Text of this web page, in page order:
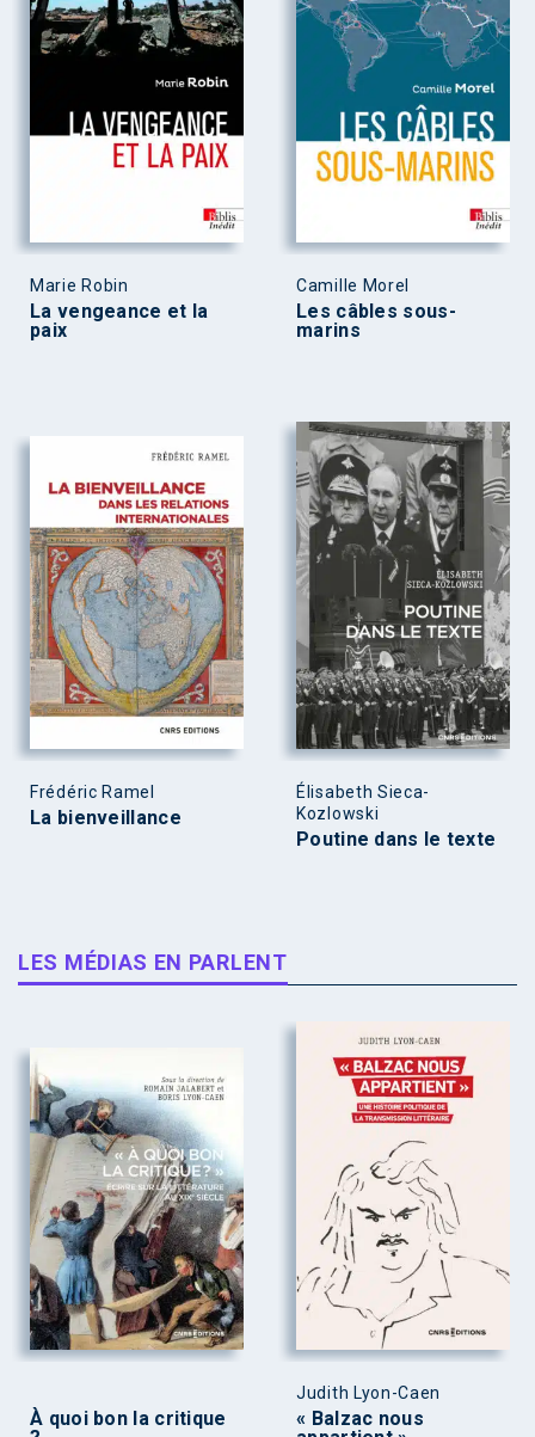
Marie Robin
La vengeance et la
paix
Camille Morel
Les câbles sous-
marins
Frédéric Ramel
La bienveillance
Élisabeth Sieca-
Kozlowski
Poutine dans le texte
LES MÉDIAS EN PARLENT
À quoi bon la critique
Judith Lyon-Caen
« Balzac nous